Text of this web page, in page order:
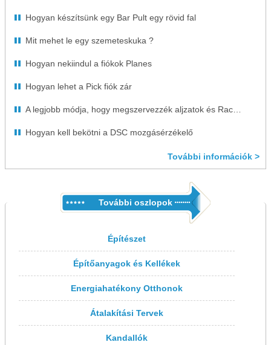
Hogyan készítsünk egy Bar Pult egy rövid fal
Mit mehet le egy szemeteskuka ?
Hogyan nekiindul a fiókok Planes
Hogyan lehet a Pick fiók zár
Hogyan kell bekötni a DSC mozgásérzékelő
További információk >
További oszlopok
Építészet
Építőanyagok és Kellékek
Energiahatékony Otthonok
Átalakítási Tervek
Kandallók